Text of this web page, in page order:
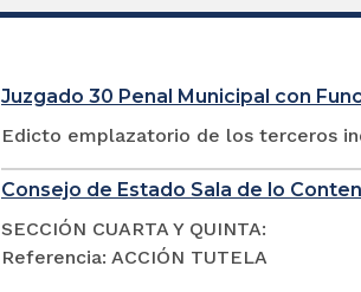
Juzgado 30 Penal Municipal con
Edicto emplazatorio de los terceros
Consejo de Estado Sala de lo
SECCIÓN CUARTA Y QUINTA:
Referencia: ACCIÓN TUTELA